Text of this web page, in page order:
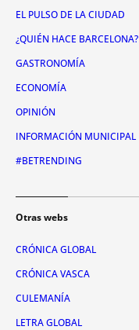
EL PULSO DE LA CIUDAD
¿QUIÉN HACE BARCELONA?
GASTRONOMÍA
ECONOMÍA
OPINIÓN
INFORMACIÓN MUNICIPAL
#BETRENDING
Otras webs
CRÓNICA GLOBAL
CRÓNICA VASCA
CULEMANÍA
LETRA GLOBAL